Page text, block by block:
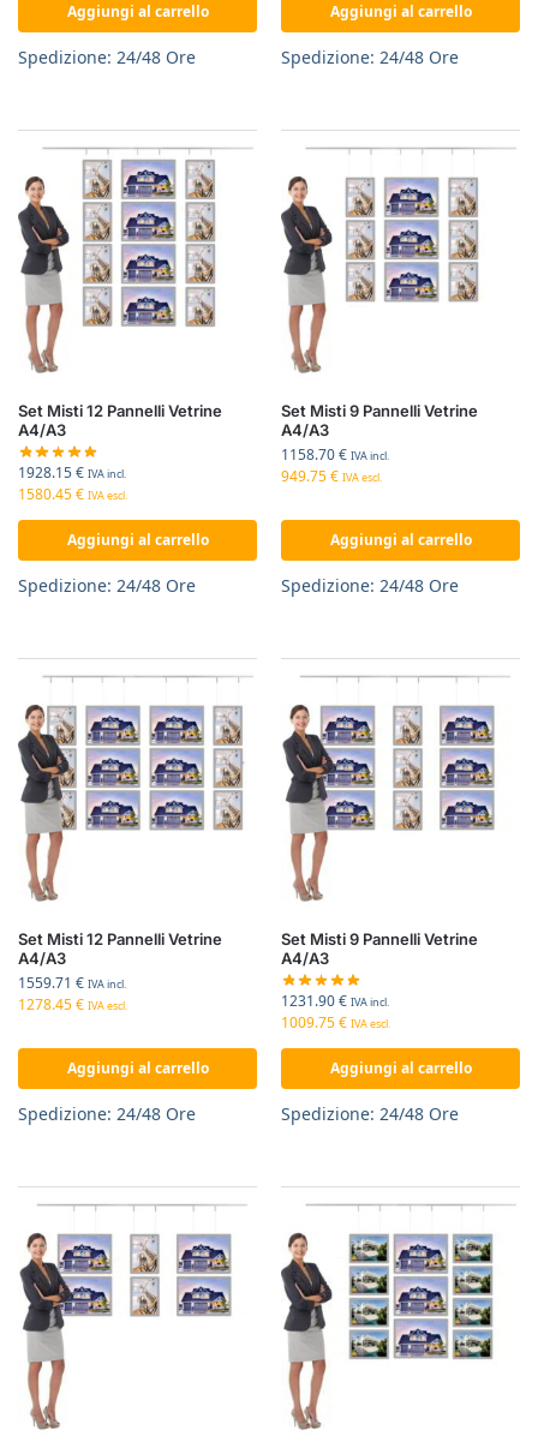
Aggiungi al carrello
Spedizione: 24/48 Ore
Aggiungi al carrello
Spedizione: 24/48 Ore
Set Misti 12 Pannelli Vetrine
A4/A3
1928.15€ IVA incl.
1580.45€ IVA escl.
Aggiungi al carrello
Spedizione: 24/48 Ore
Set Misti 9 Pannelli Vetrine
A4/A3
1158.70€ IVA incl.
949.75€ IVA escl.
Aggiungi al carrello
Spedizione: 24/48 Ore
Set Misti 12 Pannelli Vetrine
A4/A3
1559.71 € IVA incl.
1278.45€ IVA escl.
Aggiungi al carrello
Spedizione: 24/48 Ore
Set Misti 9 Pannelli Vetrine
A4/A3
1231.90€ IVA incl.
1009.75€ IVA escl.
Aggiungi al carrello
Spedizione: 24/48 Ore